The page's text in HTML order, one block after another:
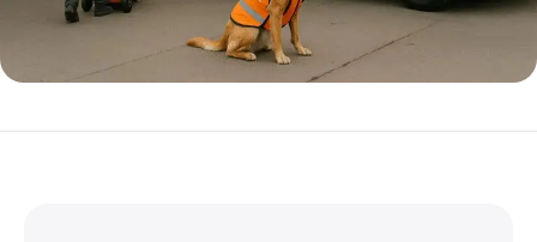
5% korting met code